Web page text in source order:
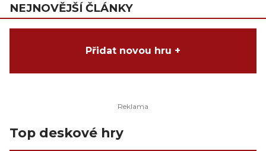
NEJNOVĚJŠÍ ČLÁNKY
Přidat novou hru +
Top deskové hry